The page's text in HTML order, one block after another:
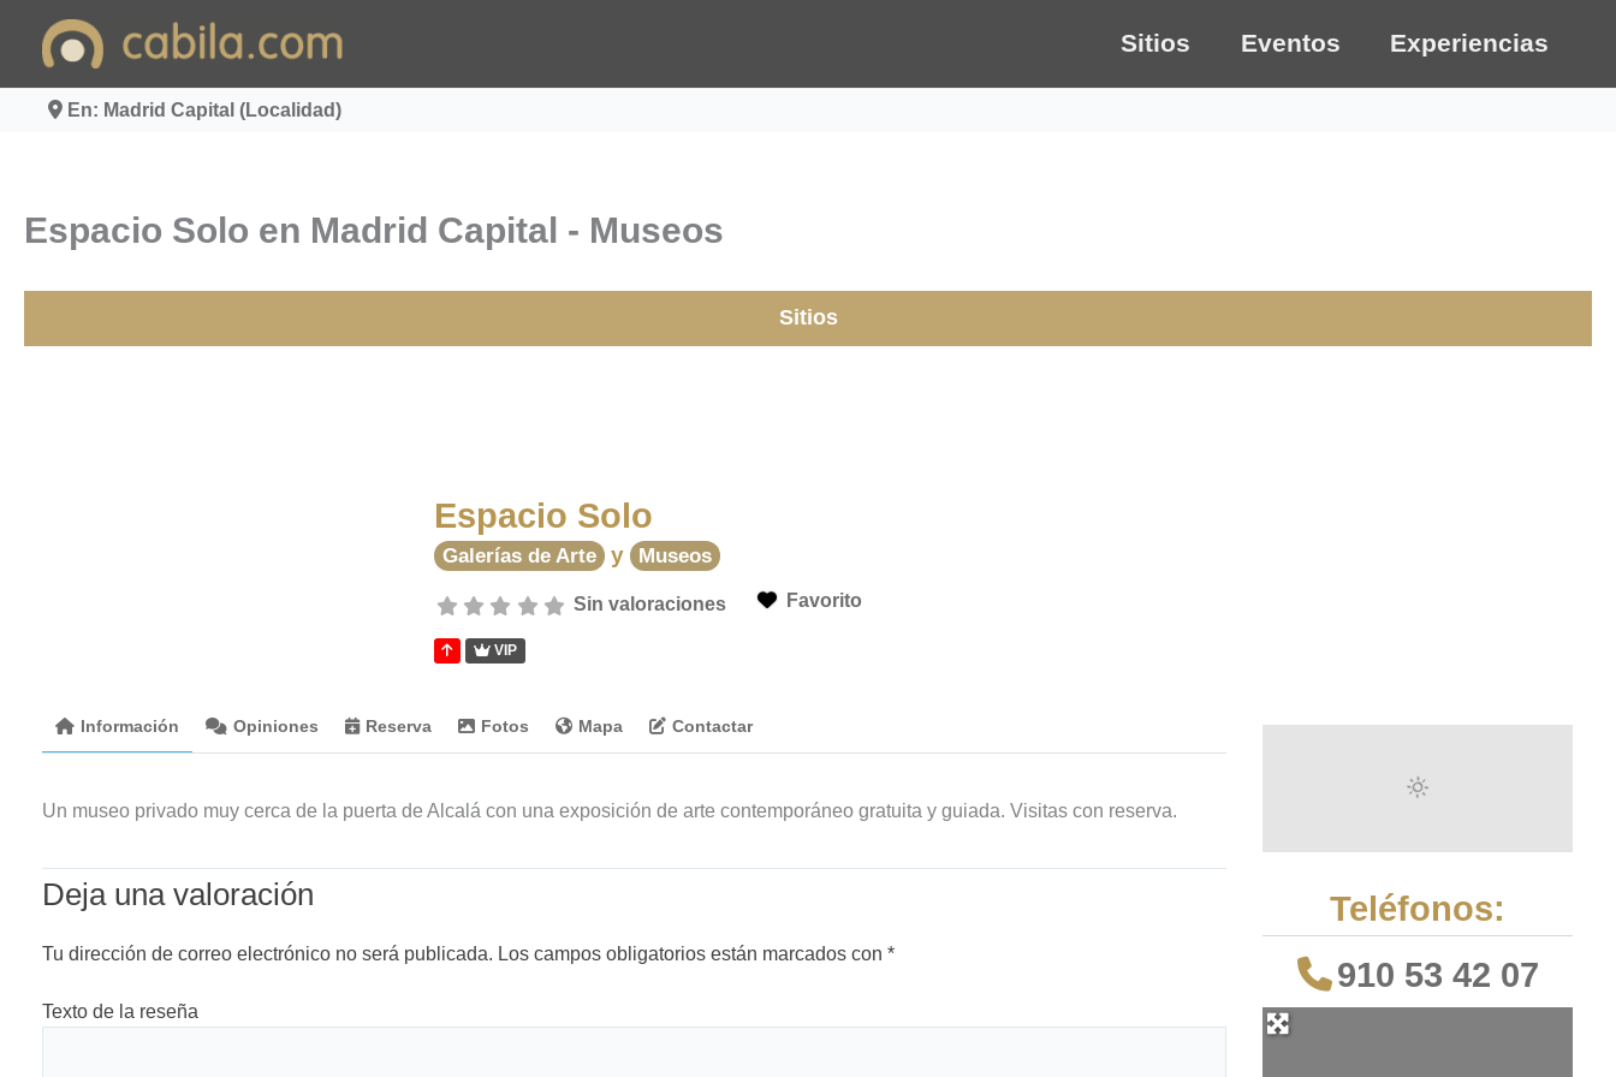
Sitios Eventos Experiencias
En: Madrid Capital (Localidad)
Espacio Solo en Madrid Capital - Museos
Sitios
Espacio Solo
Galerías de Arte y Museos
Sin valoraciones Favorito
VIP
Información Opiniones Reserva Fotos Mapa Contactar
Un museo privado muy cerca de la puerta de Alcalá con una exposición de arte contemporáneo gratuita y guiada. Visitas con reserva.
Deja una valoración
Tu dirección de correo electrónico no será publicada. Los campos obligatorios están marcados con *
Texto de la reseña
Teléfonos:
910 53 42 07